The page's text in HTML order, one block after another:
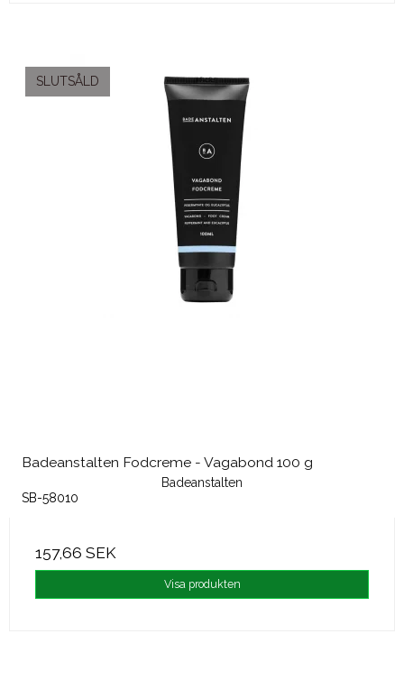
SLUTSÅLD
Badeanstalten Fodcreme - Vagabond 100 g
Badeanstalten
SB-58010
157,66 SEK
Visa produkten